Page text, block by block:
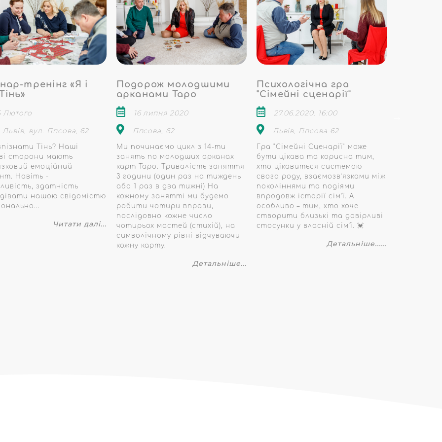
тренінг «Я і
Лютого
Львів, вул. Гіпсова, 62
Тінь? Наші
сторони мають
емоційний
Навіть -
здатність
нашою свідомістю
Читати далі...
Подорож молодшими
арканами Таро
16 липня 2020
Гіпсова, 62
Ми починаємо цикл з 14-ти
занять по молодших арканах
карт Таро. Тривалість заняття
3 години (один раз на тиждень
або 1 раз в два тижні) На
кожному занятті ми будемо
робити чотири вправи,
послідовно кожне число
чотирьох мастей (стихій), на
символічному рівні відчуваючи
кожну карту.
Детальніше...
Психологічна гра
"Сімейні сценарії"
27.06.2020. 16:00
Львів, Гіпсова 62
Гра "Сімейні Сценарії" може
бути цікава та корисна тим,
хто цікавиться системою
свого роду, взаємозв’язками між
поколіннями та подіями
впродовж історії сім’ї. А
особливо – тим, хто хоче
створити близькі та довірливі
стосунки у власній сім’ї. 💓
Детальніше......